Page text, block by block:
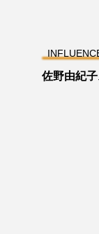
佐野由紀